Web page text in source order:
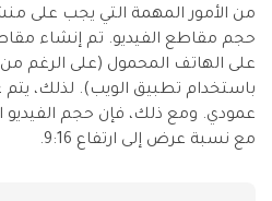
من الأمور المهمة التي يجب على
على الهاتف المحمول (على الرغم
باستخدام تطبيق الويب). لذلك،
مع نسبة عرض إلى ارتفاع 9:16.